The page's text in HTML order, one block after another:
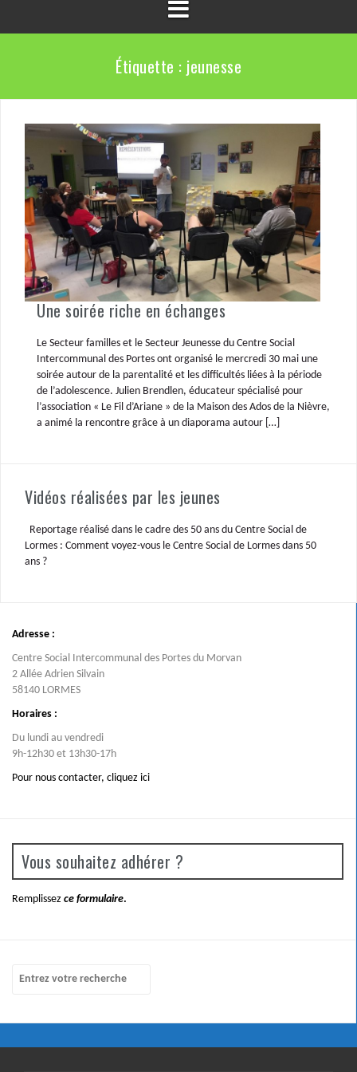
Étiquette : jeunesse
Une soirée riche en échanges
Le Secteur familles et le Secteur Jeunesse du Centre Social
Intercommunal des Portes ont organisé le mercredi 30 mai une
soirée autour de la parentalité et les difficultés liées à la période
de l’adolescence. Julien Brendlen, éducateur spécialisé pour
l’association « Le Fil d’Ariane » de la Maison des Ados de la Nièvre,
a animé la rencontre grâce à un diaporama autour […]
Vidéos réalisées par les jeunes
Reportage réalisé dans le cadre des 50 ans du Centre Social de
Lormes : Comment voyez-vous le Centre Social de Lormes dans 50
ans ?
Adresse :
Centre Social Intercommunal des Portes du Morvan
2 Allée Adrien Silvain
58140 LORMES
Horaires :
Du lundi au vendredi
9h-12h30 et 13h30-17h
Pour nous contacter, cliquez ici
Vous souhaitez adhérer ?
Remplissez ce formulaire.